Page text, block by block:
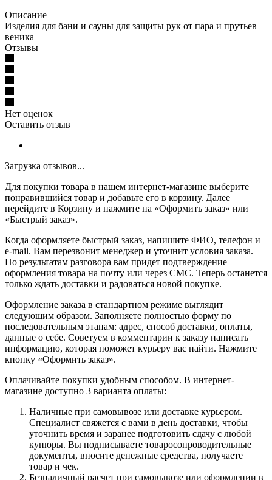
Описание
Изделия для бани и сауны для защиты рук от пара и прутьев
веника
Отзывы
Нет оценок
Оставить отзыв
Загрузка отзывов...
Для покупки товара в нашем интернет-магазине выберите
понравившийся товар и добавьте его в корзину. Далее
перейдите в Корзину и нажмите на «Оформить заказ» или
«Быстрый заказ».
Когда оформляете быстрый заказ, напишите ФИО, телефон и
e-mail. Вам перезвонит менеджер и уточнит условия заказа.
По результатам разговора вам придет подтверждение
оформления товара на почту или через СМС. Теперь останется
только ждать доставки и радоваться новой покупке.
Оформление заказа в стандартном режиме выглядит
следующим образом. Заполняете полностью форму по
последовательным этапам: адрес, способ доставки, оплаты,
данные о себе. Советуем в комментарии к заказу написать
информацию, которая поможет курьеру вас найти. Нажмите
кнопку «Оформить заказ».
Оплачивайте покупки удобным способом. В интернет-
магазине доступно 3 варианта оплаты:
Наличные при самовывозе или доставке курьером.
Специалист свяжется с вами в день доставки, чтобы
уточнить время и заранее подготовить сдачу с любой
купюры. Вы подписываете товаросопроводительные
документы, вносите денежные средства, получаете
товар и чек.
Безналичный расчет при самовывозе или оформлении в